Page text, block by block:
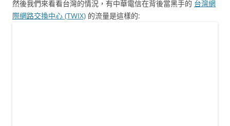
然後我們來看看台灣的情況，有中華電信在背後當黑手的 台灣網
際網路交換中心 (TWIX) 的流量是這樣的: